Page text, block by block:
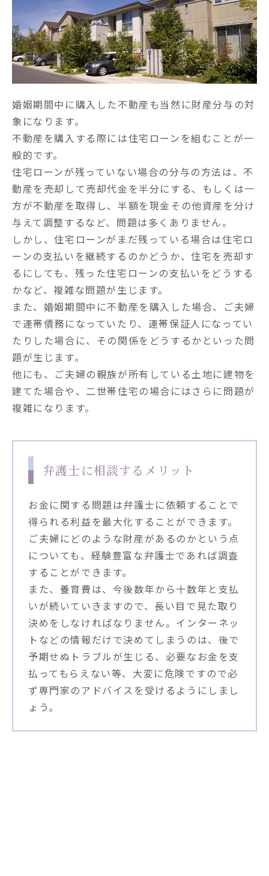
婚姻期間中に購入した不動産も当然に財産分与の対
象になります。
不動産を購入する際には住宅ローンを組むことが一
般的です。
住宅ローンが残っていない場合の分与の方法は、不
動産を売却して売却代金を半分にする、もしくは一
方が不動産を取得し、半額を現金その他資産を分け
与えて調整するなど、問題は多くありません。
しかし、住宅ローンがまだ残っている場合は住宅ロ
ーンの支払いを継続するのかどうか、住宅を売却す
るにしても、残った住宅ローンの支払いをどうする
かなど、複雑な問題が生じます。
また、婚姻期間中に不動産を購入した場合、ご夫婦
で連帯債務になっていたり、連帯保証人になってい
たりした場合に、その関係をどうするかといった問
題が生じます。
他にも、ご夫婦の親族が所有している土地に建物を
建てた場合や、二世帯住宅の場合にはさらに問題が
複雑になります。
弁護士に相談するメリット
お金に関する問題は弁護士に依頼することで
得られる利益を最大化することができます。
ご夫婦にどのような財産があるのかという点
についても、経験豊富な弁護士であれば調査
することができます。
また、養育費は、今後数年から十数年と支払
いが続いていきますので、長い目で見た取り
決めをしなければなりません。インターネッ
トなどの情報だけで決めてしまうのは、後で
予期せぬトラブルが生じる、必要なお金を支
払ってもらえない等、大変に危険ですので必
ず専門家のアドバイスを受けるようにしまし
ょう。